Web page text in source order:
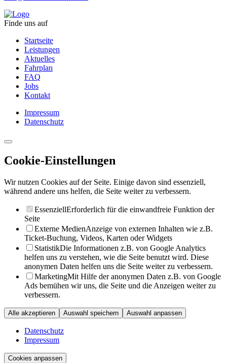
Finde uns auf
Startseite
Leistungen
Aktuelles
Fahrplan
FAQ
Jobs
Kontakt
Impressum
Datenschutz
Cookie-Einstellungen
Wir nutzen Cookies auf der Seite. Einige davon sind essenziell,
während andere uns helfen, die Seite weiter zu verbessern.
EssenziellErforderlich für die einwandfreie Funktion der
Seite
Externe MedienAnzeige von externen Inhalten wie z.B.
Ticket-Buchung, Videos, Karten oder Widgets
StatistikDie Informationen z.B. von Google Analytics
helfen uns zu verstehen, wie die Seite benutzt wird. Diese
anonymen Daten helfen uns die Seite weiter zu verbessern.
MarketingMit Hilfe der anonymen Daten z.B. von Google
Ads bemühen wir uns, die Seite und die Anzeigen weiter zu
verbessern.
Alle akzeptieren Auswahl speichern Auswahl anpassen
Datenschutz
Impressum
Cookies anpassen